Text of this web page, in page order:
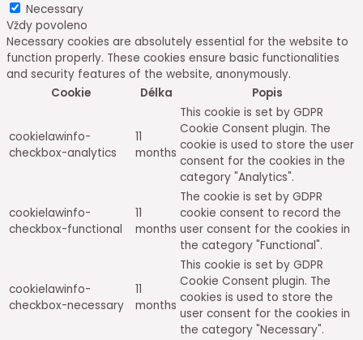
Necessary
Vždy povoleno
Necessary cookies are absolutely essential for the website to
function properly. These cookies ensure basic functionalities
and security features of the website, anonymously.
Cookie
Délka Popis
cookielawinfo-
checkbox-analytics
11
months
This cookie is set by GDPR
Cookie Consent plugin. The
cookie is used to store the user
consent for the cookies in the
category "Analytics".
cookielawinfo-
checkbox-functional
11
months
The cookie is set by GDPR
cookie consent to record the
user consent for the cookies in
the category "Functional".
cookielawinfo-
checkbox-necessary
11
months
This cookie is set by GDPR
Cookie Consent plugin. The
cookies is used to store the
user consent for the cookies in
the category "Necessary".